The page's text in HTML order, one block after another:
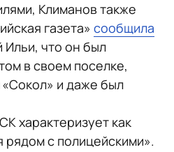
Климанов также
газета» сообщила
Ильи, что он был
в своем поселке,
и даже был
характеризует как
с полицейскими».